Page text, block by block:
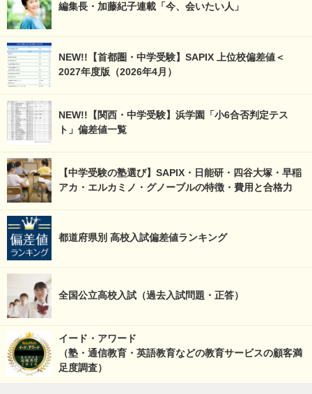
編集長・加藤紀子連載「今、会いたい人」
NEW!!【首都圏・中学受験】SAPIX 上位校偏差値＜
2027年度版（2026年4月）
NEW!!【関西・中学受験】浜学園「小6合否判定テス
ト」偏差値一覧
【中学受験の塾選び】SAPIX・日能研・四谷大塚・早稲
アカ・エルカミノ・グノーブルの特徴・費用と合格力
都道府県別 高校入試偏差値ランキング
全国公立高校入試（過去入試問題・正答）
イード・アワード
（塾・通信教育・英語教育などの教育サービスの顧客満
足度調査）